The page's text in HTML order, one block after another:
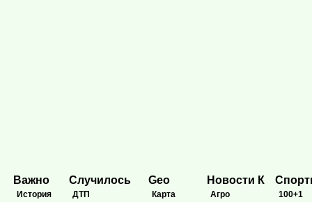
Важно
История
Случилось
ДТП
Geo
Карта
Новости К
Агро
100+1